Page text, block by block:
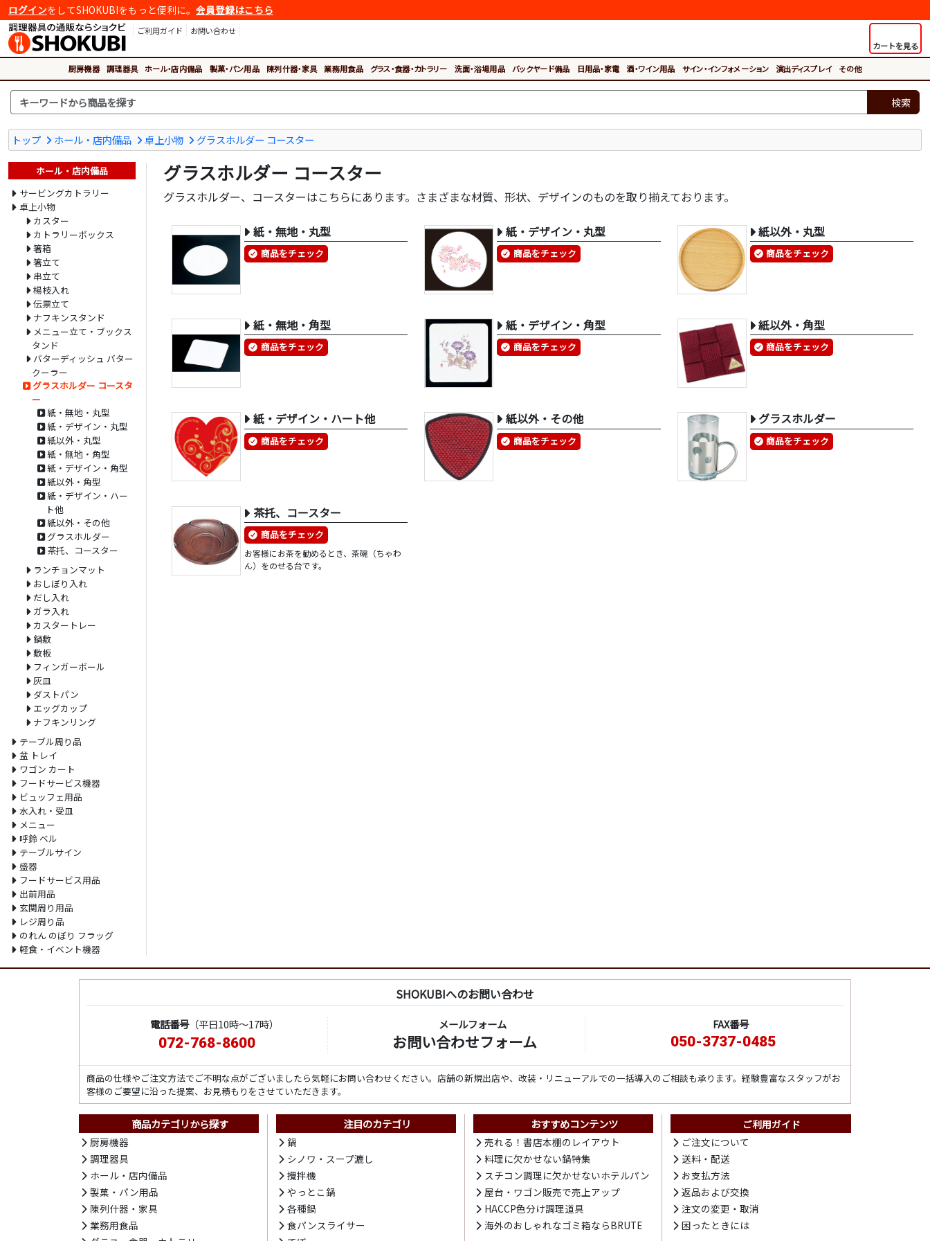
ログインをしてSHOKUBIをもっと便利に。 会員登録はこちら
ご利用ガイド
お問い合わせ
カートを見る
厨房機器 調理器具 ホール・店内備品 製菓・パン用品 陳列什器・家具 業務用食品 グラス・食器・カトラリー 洗面・浴場用品 バックヤード備品 日用品・家電 酒・ワイン用品 サイン・インフォメーション 演出ディスプレイ その他
検索
トップ ホール・店内備品 卓上小物 グラスホルダー コースター
グラスホルダー コースター
グラスホルダー、コースターはこちらにあります。さまざまな材質、形状、デザインのものを取り揃えております。
紙・無地・丸型
商品をチェック
紙・デザイン・丸型
商品をチェック
紙以外・丸型
商品をチェック
紙・無地・角型
商品をチェック
紙・デザイン・角型
商品をチェック
紙以外・角型
商品をチェック
紙・デザイン・ハート他
商品をチェック
紙以外・その他
商品をチェック
グラスホルダー
商品をチェック
茶托、コースター
商品をチェック
お客様にお茶を勧めるとき、茶碗（ちゃわ
ん）をのせる台です。
ホール・店内備品
サービングカトラリー
卓上小物
カスター
カトラリーボックス
箸箱
箸立て
串立て
楊枝入れ
伝票立て
ナフキンスタンド
メニュー立て・ブックス
タンド
バターディッシュ バター
クーラー
グラスホルダー コースタ
ー
紙・無地・丸型
紙・デザイン・丸型
紙以外・丸型
紙・無地・角型
紙・デザイン・角型
紙以外・角型
紙・デザイン・ハー
ト他
紙以外・その他
グラスホルダー
茶托、コースター
ランチョンマット
おしぼり入れ
だし入れ
ガラ入れ
カスタートレー
鍋敷
敷板
フィンガーボール
灰皿
ダストパン
エッグカップ
ナフキンリング
テーブル周り品
盆 トレイ
ワゴン カート
フードサービス機器
ビュッフェ用品
水入れ・受皿
メニュー
呼鈴 ベル
テーブルサイン
盛器
フードサービス用品
出前用品
玄関周り用品
レジ周り品
のれん のぼり フラッグ
軽食・イベント機器
SHOKUBIへのお問い合わせ
電話番号（平日10時～17時）
072-768-8600
メールフォーム
お問い合わせフォーム
FAX番号
050-3737-0485
商品の仕様やご注文方法でご不明な点がございましたら気軽にお問い合わせください。店舗の新規出店や、改装・リニューアルでの一括導入のご相談も承ります。経験豊富なスタッフがお
客様のご要望に沿った提案、お見積もりをさせていただきます。
商品カテゴリから探す
厨房機器
調理器具
ホール・店内備品
製菓・パン用品
陳列什器・家具
業務用食品
注目のカテゴリ
鍋
シノワ・スープ漉し
攪拌機
やっとこ鍋
各種鍋
食パンスライサー
おすすめコンテンツ
売れる！書店本棚のレイアウト
料理に欠かせない鍋特集
スチコン調理に欠かせないホテルパン
屋台・ワゴン販売で売上アップ
HACCP色分け調理道具
海外のおしゃれなゴミ箱ならBRUTE
ご利用ガイド
ご注文について
送料・配送
お支払方法
返品および交換
注文の変更・取消
困ったときには